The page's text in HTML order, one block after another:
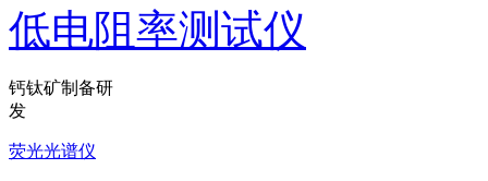
低电阻率测试仪
钙钛矿制备研
发
荧光光谱仪